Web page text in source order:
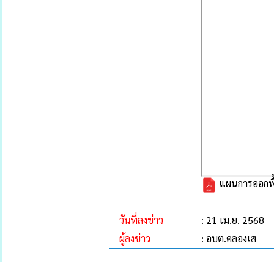
แผนการออก
วันที่ลงข่าว
: 21 เม.ย. 2568
ผู้ลงข่าว
: อบต.คลองเส